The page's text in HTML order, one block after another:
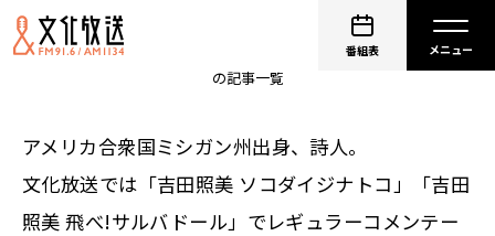
番組表
非公開: アーサー・ビナード
の記事一覧
アメリカ合衆国ミシガン州出身、詩人。
文化放送では「吉田照美 ソコダイジナトコ」「吉田
照美 飛べ!サルバドール」でレギュラーコメンテー